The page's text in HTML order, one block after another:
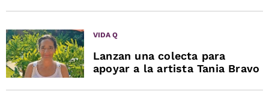
VIDA Q
Lanzan una colecta para
apoyar a la artista Tania Bravo